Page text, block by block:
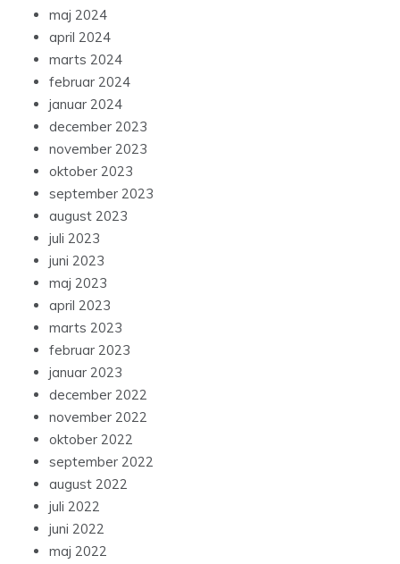
maj 2024
april 2024
marts 2024
februar 2024
januar 2024
december 2023
november 2023
oktober 2023
september 2023
august 2023
juli 2023
juni 2023
maj 2023
april 2023
marts 2023
februar 2023
januar 2023
december 2022
november 2022
oktober 2022
september 2022
august 2022
juli 2022
juni 2022
maj 2022